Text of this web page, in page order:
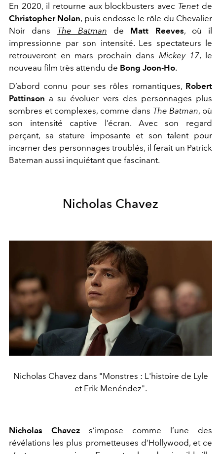
En 2020, il retourne aux blockbusters avec Tenetde
Christopher Nolan, puis endosse le rôle du Chevalier
Noir dans The Batman de Matt Reeves, où il
impressionne par son intensité. Les spectateurs le
retrouveront en mars prochain dans Mickey 17, le
nouveau film très attendu de Bong Joon-Ho.
D’abord connu pour ses rôles romantiques, Robert
Pattinson a su évoluer vers des personnages plus
sombres et complexes, comme dans The Batman, où
son intensité captive l’écran. Avec son regard
perçant, sa stature imposante et son talent pour
incarner des personnages troublés, il ferait un Patrick
Bateman aussi inquiétant que fascinant.
Nicholas Chavez
Nicholas Chavez dans "Monstres : L'histoire de Lyle
et Erik Menéndez".
Nicholas Chavez s’impose comme l’une des
révélations les plus prometteuses d’Hollywood, et ce